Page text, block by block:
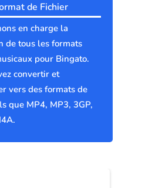
de Fichier
en charge la
de tous les formats
pour Bingato.
convertir et
vers des formats de
que MP4, MP3, 3GP,